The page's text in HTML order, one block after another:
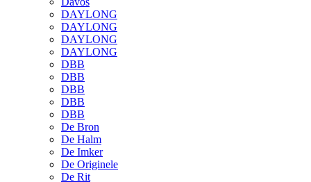
DAYLONG
DAYLONG
DAYLONG
DAYLONG
DBB
DBB
DBB
DBB
DBB
De Bron
De Halm
De Imker
De Originele
De Rit